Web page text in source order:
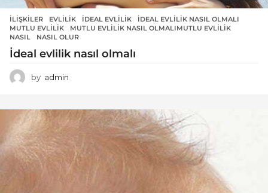
İLIŞKILER EVLILIK ,IDEAL EVLILIK ,İDEAL EVLILIK NASIL OLMALI
MUTLU EVLILIK
,MUTLU EVLILIK NASIL OLMALIMUTLU EVLILIK
NASIL
,NASIL OLUR
İdeal evlilik nasıl olmalı
by admin